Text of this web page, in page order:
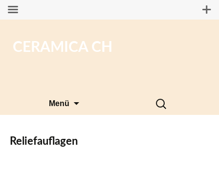
CERAMICA CH
Menü
Suchen
nach:
Reliefauflagen